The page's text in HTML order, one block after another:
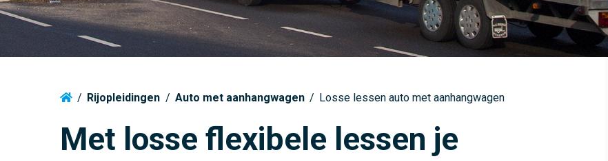
Tractor
Veiligheidstraining elektrische
voertuigen tot 4250 kg
Vaarbewijs 1
Vrachtwagen
voertuigen tot 4250 kg
Heftruck
Touringcar
Klantgericht communiceren
Het Nieuwe Rijden (HNR)
EHBO
Permanente verkeerseducatie
Code 95 in minder dan 1 week!
Het Nieuwe Rijden (HNR)
Motor producten
Tractor producten
Vrachtwagen met aanhangwagen producten
Vrachtwagen producten
Vrachtwagen met aanhangwagen producten
/ Rijopleidingen / Auto met aanhangwagen / Losse lessen auto met aanhangwagen
Met losse flexibele lessen je